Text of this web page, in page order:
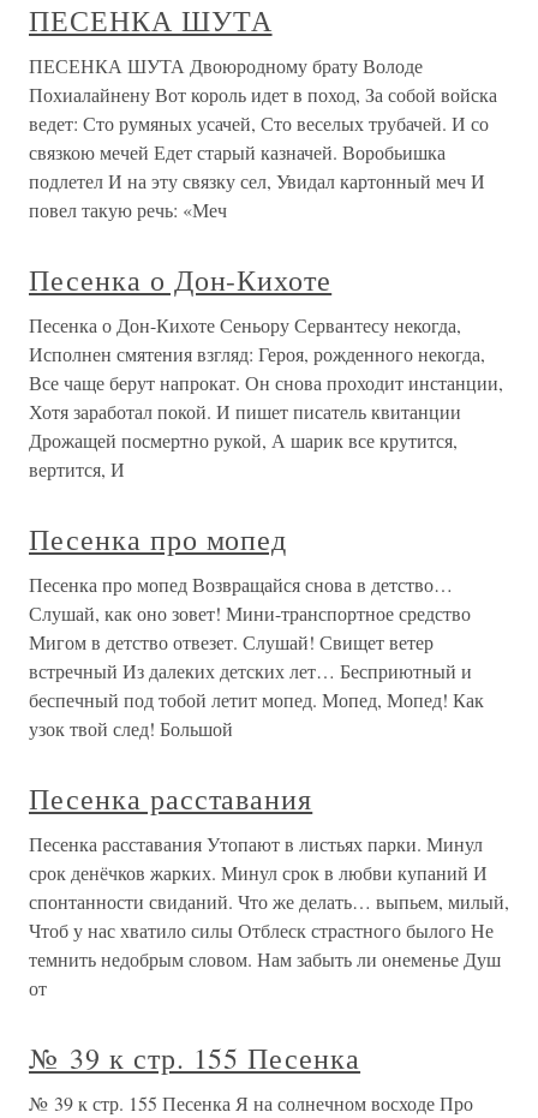
ПЕСЕНКА ШУТА
ПЕСЕНКА ШУТА Двоюродному брату Володе
Похиалайнену Вот король идет в поход, За собой войска
ведет: Сто румяных усачей, Сто веселых трубачей. И со
связкою мечей Едет старый казначей. Воробьишка
подлетел И на эту связку сел, Увидал картонный меч И
повел такую речь: «Меч
Песенка о Дон-Кихоте
Песенка о Дон-Кихоте Сеньору Сервантесу некогда,
Исполнен смятения взгляд: Героя, рожденного некогда,
Все чаще берут напрокат. Он снова проходит инстанции,
Хотя заработал покой. И пишет писатель квитанции
Дрожащей посмертно рукой, А шарик все крутится,
вертится, И
Песенка про мопед
Песенка про мопед Возвращайся снова в детство…
Слушай, как оно зовет! Мини-транспортное средство
Мигом в детство отвезет. Слушай! Свищет ветер
встречный Из далеких детских лет… Бесприютный и
беспечный под тобой летит мопед. Мопед, Мопед! Как
узок твой след! Большой
Песенка расставания
Песенка расставания Утопают в листьях парки. Минул
срок денёчков жарких. Минул срок в любви купаний И
спонтанности свиданий. Что же делать… выпьем, милый,
Чтоб у нас хватило силы Отблеск страстного былого Не
темнить недобрым словом. Нам забыть ли онеменье Душ
от
№ 39 к стр. 155 Песенка
№ 39 к стр. 155 Песенка Я на солнечном восходе Про